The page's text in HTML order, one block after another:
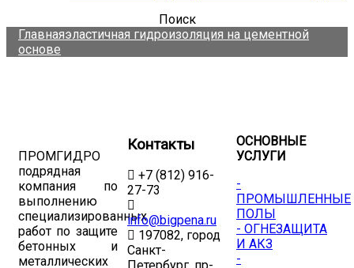
Поиск
Главнаяэластичная гидроизоляция на цементной
основе
ПРОМГИДРО
подрядная
компания по
выполнению
специализированных
работ по защите
бетонных и
металлических
Контакты
+7 (812) 916-
27-73
info@bigpena.ru
197082, город
Санкт-
ОСНОВНЫЕ
УСЛУГИ
-
ПРОМЫШЛЕННЫЕ
ПОЛЫ
- ОГНЕЗАЩИТА
И АКЗ
-